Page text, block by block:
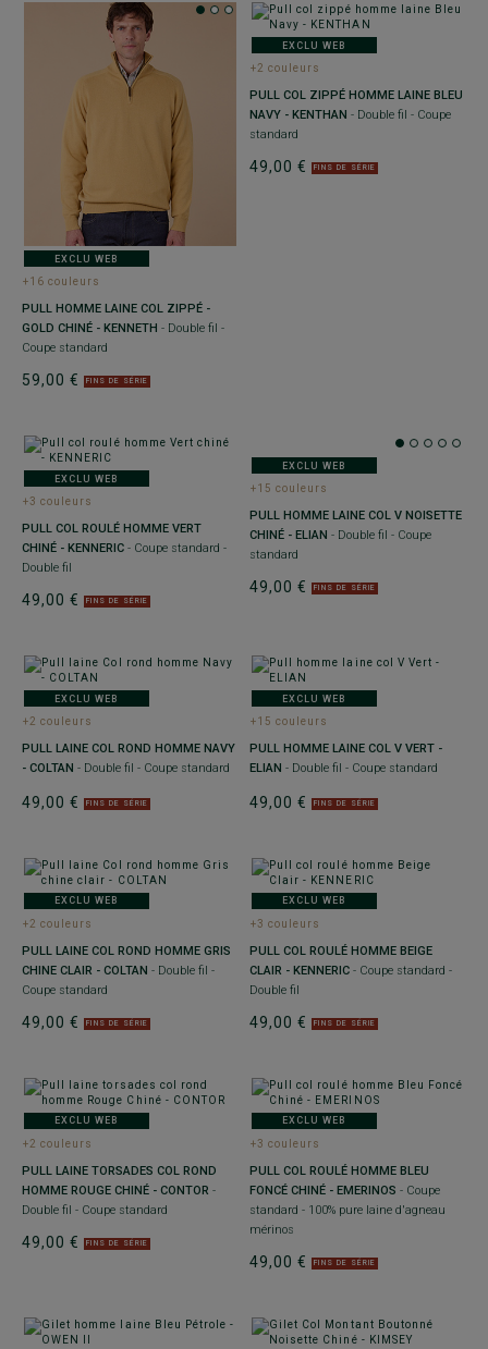
EXCLU WEB
+16 couleurs
PULL HOMME LAINE COL ZIPPÉ -
GOLD CHINÉ - KENNETH - Double fil -
Coupe standard
59,00 € FINS DE SÉRIE
EXCLU WEB
+2 couleurs
PULL COL ZIPPÉ HOMME LAINE BLEU
NAVY - KENTHAN - Double fil - Coupe
standard
49,00 € FINS DE SÉRIE
EXCLU WEB
+3 couleurs
PULL COL ROULÉ HOMME VERT
CHINÉ - KENNERIC - Coupe standard -
Double fil
49,00 € FINS DE SÉRIE
EXCLU WEB
+15 couleurs
PULL HOMME LAINE COL V NOISETTE
CHINÉ - ELIAN - Double fil - Coupe
standard
49,00 € FINS DE SÉRIE
EXCLU WEB
+2 couleurs
PULL LAINE COL ROND HOMME NAVY
- COLTAN - Double fil - Coupe standard
49,00 € FINS DE SÉRIE
EXCLU WEB
+15 couleurs
PULL HOMME LAINE COL V VERT -
ELIAN - Double fil - Coupe standard
49,00 € FINS DE SÉRIE
EXCLU WEB
+2 couleurs
PULL LAINE COL ROND HOMME GRIS
CHINE CLAIR - COLTAN - Double fil -
Coupe standard
49,00 € FINS DE SÉRIE
EXCLU WEB
+3 couleurs
PULL COL ROULÉ HOMME BEIGE
CLAIR - KENNERIC - Coupe standard -
Double fil
49,00 € FINS DE SÉRIE
EXCLU WEB
+2 couleurs
PULL LAINE TORSADES COL ROND
HOMME ROUGE CHINÉ - CONTOR -
Double fil - Coupe standard
49,00 € FINS DE SÉRIE
EXCLU WEB
+3 couleurs
PULL COL ROULÉ HOMME BLEU
FONCÉ CHINÉ - EMERINOS - Coupe
standard - 100% pure laine d'agneau
mérinos
49,00 € FINS DE SÉRIE